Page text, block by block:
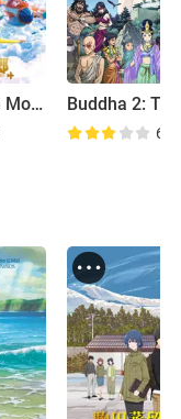
Doraemon the Movie: Nobita's Sky Utopia
6.3